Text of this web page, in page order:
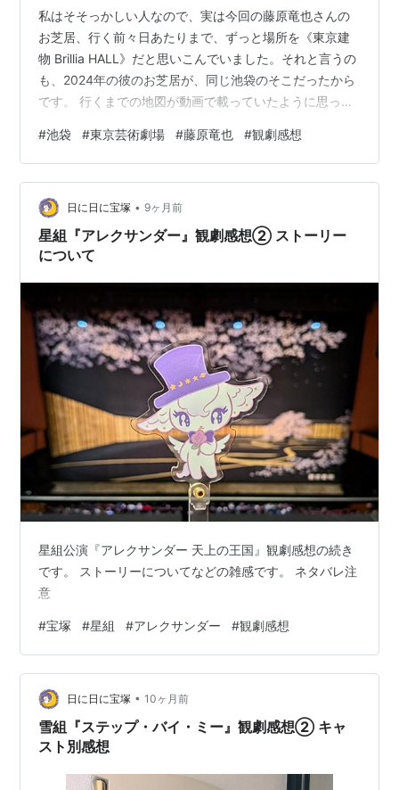
私はそそっかしい人なので、実は今回の藤原竜也さんの
お芝居、行く前々日あたりまで、ずっと場所を《東京建
物 Brillia HALL》だと思いこんでいました。それと言うの
も、2024年の彼のお芝居が、同じ池袋のそこだったから
です。 行くまでの地図が動画で載っていたように思っ
体が、私にはかなりの迷路なので、事前チェックは絶対
に必要な事項です。 でもこれが行き慣れていて、疑いも
せずにその劇場の前に立っていたとしたら、もうビック
リですよね。（やりかねない ！） 不慣れで良かったです
（笑） 因みに2024年に観たお芝居の感想は・・・・ ↓
nanatak…
#池袋 #東京芸術劇場 #藤原竜也 #観劇感想
日に日に宝塚 • 9ヶ月前
星組『アレクサンダー』観劇感想② ストーリー
について
星組公演『アレクサンダー 天上の王国』観劇感想の続き
です。 ストーリーについてなどの雑感です。 ネタバレ注
意
#宝塚 #星組 #アレクサンダー #観劇感想
日に日に宝塚 • 10ヶ月前
雪組『ステップ・バイ・ミー』観劇感想② キャ
スト別感想